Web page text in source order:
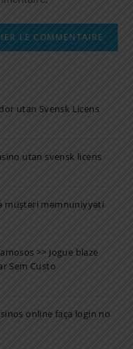
utan Svensk Licens
utan svensk licens
müştəri məmnuniyyəti
>> Jogue blaze
Sem Custo
online faça login no